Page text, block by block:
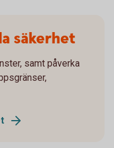
säkerhet
samt påverka